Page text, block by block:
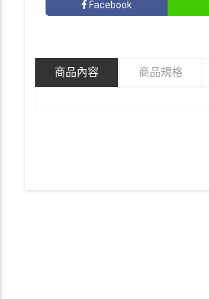
Facebook
商品內容 商品規格